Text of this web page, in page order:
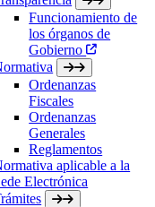
Funcionamiento de
los órganos de
Gobierno
Ordenanzas
Fiscales
Ordenanzas
Generales
Reglamentos
aplicable a la
Electrónica